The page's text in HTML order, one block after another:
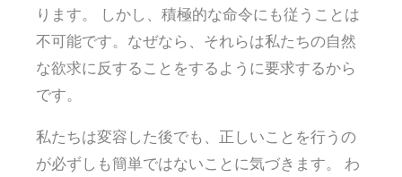
ります。 しかし、積極的な命令にも従うことは
不可能です。なぜなら、それらは私たちの自然
な欲求に反することをするように要求するから
です。
私たちは変容した後でも、正しいことを行うの
が必ずしも簡単ではないことに気づきます。 わ